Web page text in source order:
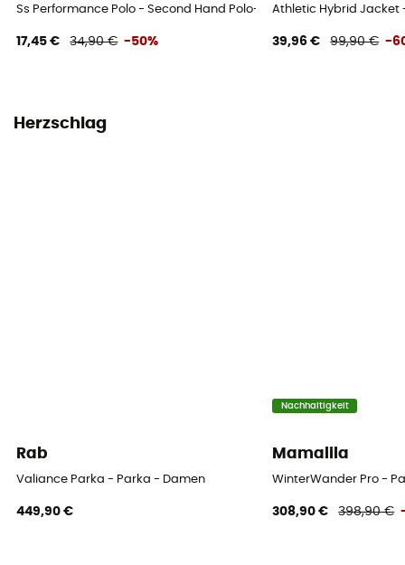
Ss Performance Polo - Second Hand Polo-Shirt - Herren - Grün - L
17,45 € 34,90 € -50%
Athletic Hybrid Jacket
39,96 € 99,90 € -
Herzschlag
Rab
Valiance Parka - Parka - Damen
449,90 €
Nachhaltigkeit
Mamalila
WinterWander Pro -
308,90 € 398,90 €